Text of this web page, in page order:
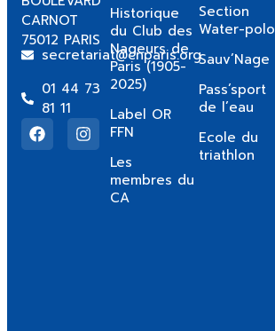
CARNOT
75012 PARIS
secretariat@cnparis.org
01 44 73
81 11
Historique
du Club des
Nageurs de
Paris (1905-
2025)
Label OR
FFN
Les
membres du
CA
Section
Water-polo
Sauv’Nage
Pass’sport
de l’eau
Ecole du
triathlon